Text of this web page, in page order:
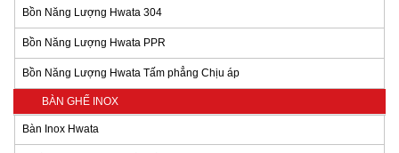
Bồn Năng Lượng Hwata 304
Bồn Năng Lượng Hwata PPR
Bồn Năng Lượng Hwata Tấm phẳng Chịu áp
BÀN GHẾ INOX
Bàn Inox Hwata